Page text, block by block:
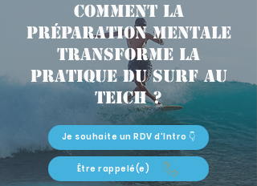
Comment la
préparation mentale
transforme la
pratique du surf au
Teich ?
Je souhaite un RDV d'Intro 👇
Être rappelé(e)